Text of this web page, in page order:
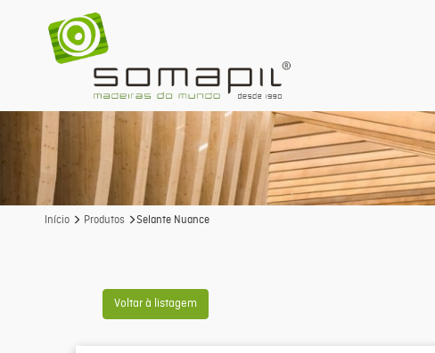
Início Produtos Selante Nuance
Voltar à listagem